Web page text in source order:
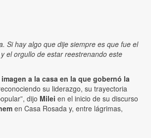
Si hay algo que dije siempre es que fue el
el orgullo de estar reestrenando este
a la casa en la que gobernó la
su liderazgo, su trayectoria
dijo Milei en el inicio de su discurso
en Casa Rosada y, entre lágrimas,